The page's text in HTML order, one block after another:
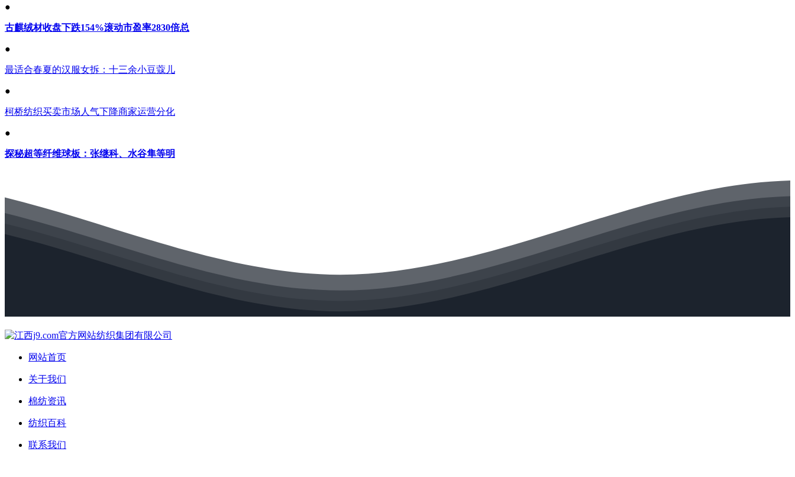
●
古麒绒材收盘下跌154%滚动市盈率2830倍总
●
最适合春夏的汉服女拆：十三余小豆蔻儿
●
柯桥纺织买卖市场人气下降商家运营分化
●
探秘超等纤维球板：张继科、水谷隼等明
网站首页
关于我们
棉纺资讯
纺织百科
联系我们